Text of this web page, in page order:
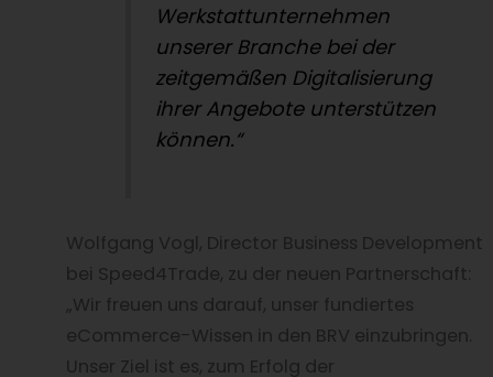
Werkstattunternehmen
unserer Branche bei der
zeitgemäßen Digitalisierung
ihrer Angebote unterstützen
können.“
Wolfgang Vogl, Director Business Development
bei Speed4Trade, zu der neuen Partnerschaft:
„Wir freuen uns darauf, unser fundiertes
eCommerce-Wissen in den BRV einzubringen.
Unser Ziel ist es, zum Erfolg der